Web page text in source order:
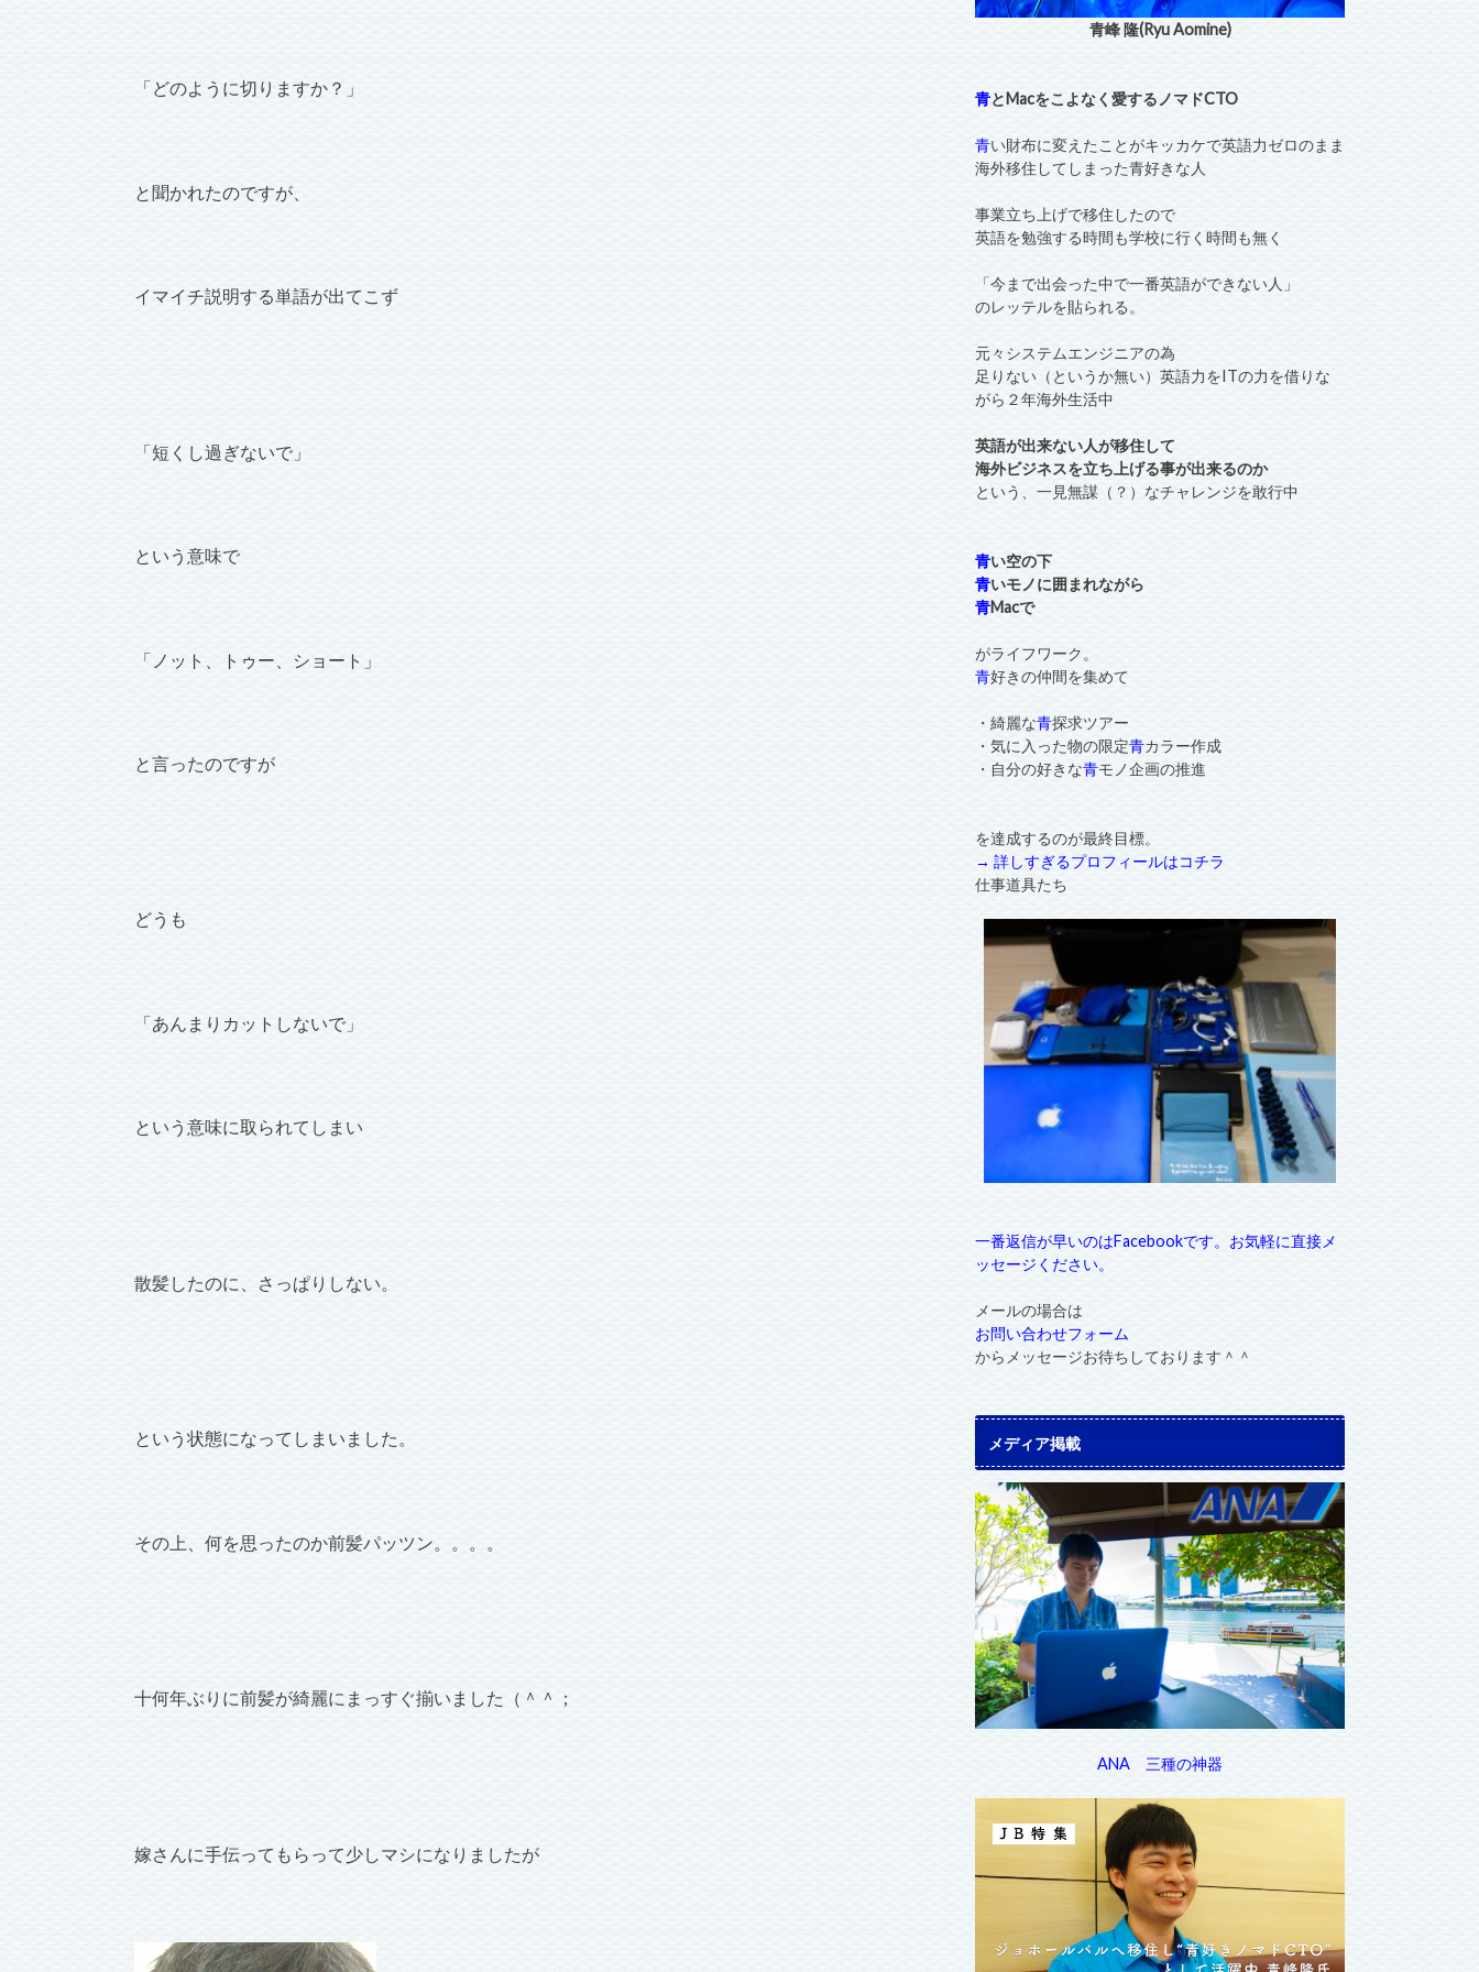
「どのように切りますか？」
と聞かれたのですが、
イマイチ説明する単語が出てこず
「短くし過ぎないで」
という意味で
「ノット、トゥー、ショート」
と言ったのですが
どうも
「あんまりカットしないで」
という意味に取られてしまい
散髪したのに、さっぱりしない。
という状態になってしまいました。
その上、何を思ったのか前髪パッツン。。。。
十何年ぶりに前髪が綺麗にまっすぐ揃いました（＾＾；
嫁さんに手伝ってもらって少しマシになりましたが
青峰 隆(Ryu Aomine)
青とMacをこよなく愛するノマドCTO
青い財布に変えたことがキッカケで英語力ゼロのまま
海外移住してしまった青好きな人
事業立ち上げで移住したので
英語を勉強する時間も学校に行く時間も無く
「今まで出会った中で一番英語ができない人」
のレッテルを貼られる。
元々システムエンジニアの為
足りない（というか無い）英語力をITの力を借りな
がら２年海外生活中
英語が出来ない人が移住して
海外ビジネスを立ち上げる事が出来るのか
という、一見無謀（？）なチャレンジを敢行中
青い空の下
青いモノに囲まれながら
青Macで
がライフワーク。
青好きの仲間を集めて
・綺麗な青探求ツアー
・気に入った物の限定青カラー作成
・自分の好きな青モノ企画の推進
を達成するのが最終目標。
→ 詳しすぎるプロフィールはコチラ
仕事道具たち
一番返信が早いのはFacebookです。お気軽に直接メ
ッセージください。
メールの場合は
お問い合わせフォーム
からメッセージお待ちしております＾＾
メディア掲載
ANA 三種の神器